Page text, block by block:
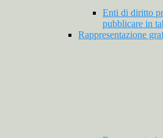
Enti di diritto
pubblicare in
Rappresentazione